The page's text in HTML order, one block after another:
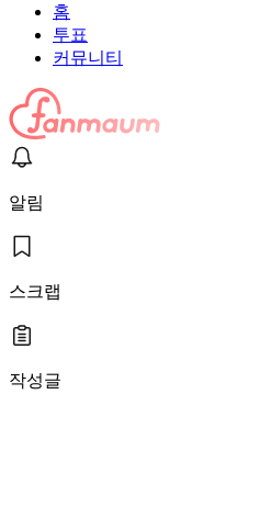
홈
투표
커뮤니티
알림
스크랩
작성글